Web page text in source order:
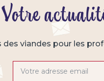
Votre
des viandes pour les